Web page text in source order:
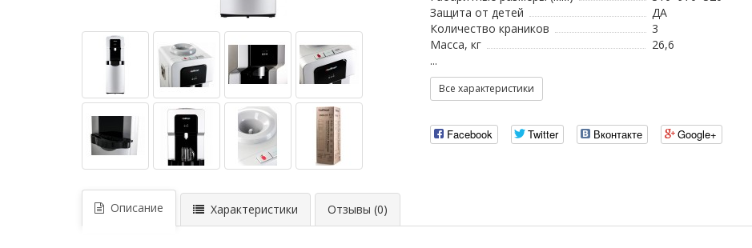
Защита от детей
ДА
Количество краников
3
Масса, кг
26,6
...
Все характеристики
Facebook Twitter Вконтакте Google+
Описание Характеристики Отзывы (0)